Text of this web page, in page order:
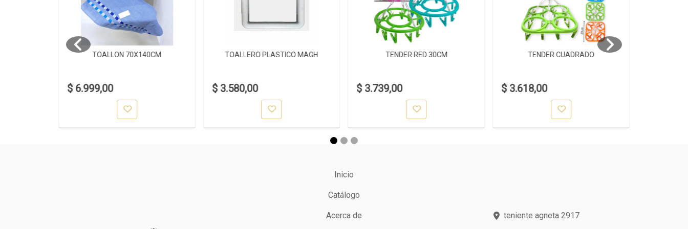
TOALLON 70X140CM
$ 6.999,00
TOALLERO PLASTICO MAGH
$ 3.580,00
TENDER RED 30CM
$ 3.739,00
TENDER CUADRADO
$ 3.618,00
Inicio
Catálogo
Acerca de teniente agneta 2917